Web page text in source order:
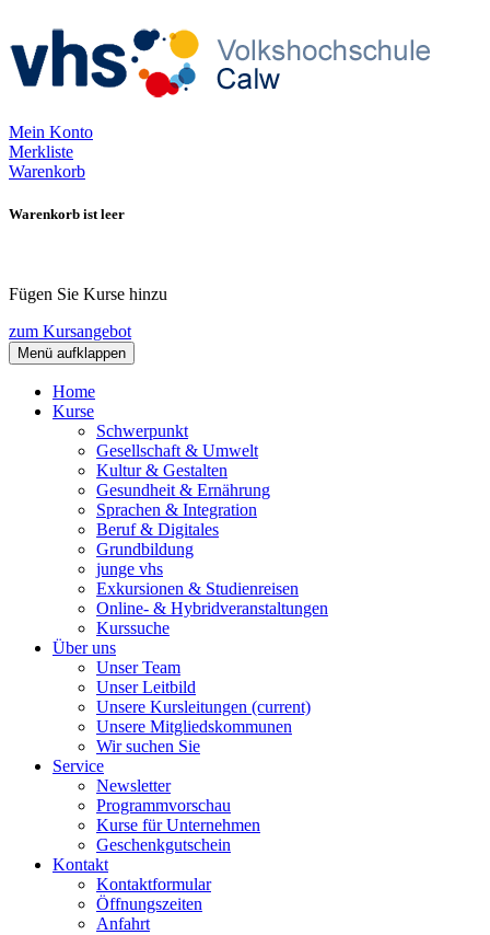
Mein Konto
Merkliste
Warenkorb
Warenkorb ist leer
Fügen Sie Kurse hinzu
zum Kursangebot
Menü aufklappen
Home
Kurse
Schwerpunkt
Gesellschaft & Umwelt
Kultur & Gestalten
Gesundheit & Ernährung
Sprachen & Integration
Beruf & Digitales
Grundbildung
junge vhs
Exkursionen & Studienreisen
Online- & Hybridveranstaltungen
Kurssuche
Über uns
Unser Team
Unser Leitbild
Unsere Kursleitungen (current)
Unsere Mitgliedskommunen
Wir suchen Sie
Service
Newsletter
Programmvorschau
Kurse für Unternehmen
Geschenkgutschein
Kontakt
Kontaktformular
Öffnungszeiten
Anfahrt